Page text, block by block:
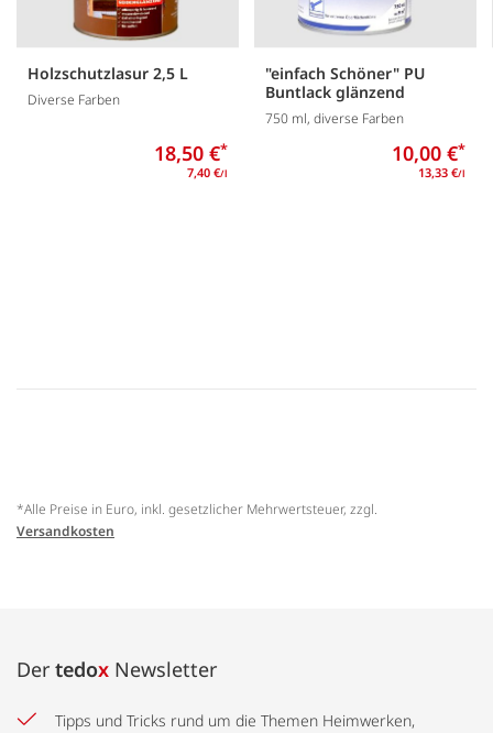
Holzschutzlasur 2,5 L
Diverse Farben
18,50 €*
7,40 €/l
"einfach Schöner" PU
Buntlack glänzend
750 ml, diverse Farben
10,00 €*
13,33 €/l
*Alle Preise in Euro, inkl. gesetzlicher Mehrwertsteuer, zzgl.
Versandkosten
Der tedox Newsletter
Tipps und Tricks rund um die Themen Heimwerken,